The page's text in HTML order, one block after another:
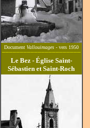
Document Vallouimages - vers 1950
______________________
Le Bez - Église Saint-
Sébastien et Saint-Roch